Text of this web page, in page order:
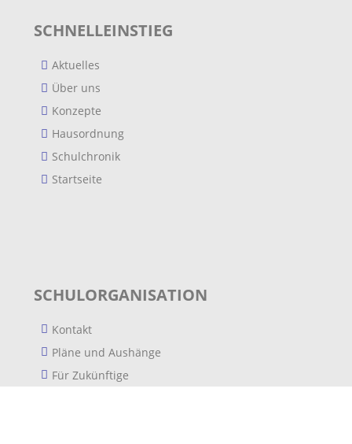
SCHNELLEINSTIEG
Aktuelles
Über uns
Konzepte
Hausordnung
Schulchronik
Startseite
SCHULORGANISATION
Kontakt
Pläne und Aushänge
Für Zukünftige